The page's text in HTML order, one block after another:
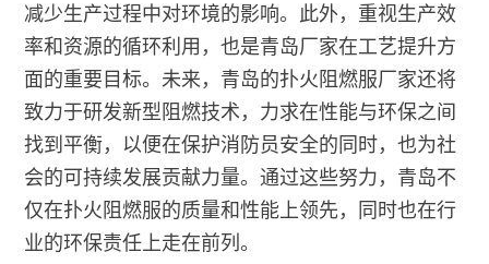
减少生产过程中对环境的影响。此外，重视生产效
率和资源的循环利用，也是青岛厂家在工艺提升方
面的重要目标。未来，青岛的扑火阻燃服厂家还将
致力于研发新型阻燃技术，力求在性能与环保之间
找到平衡，以便在保护消防员安全的同时，也为社
会的可持续发展贡献力量。通过这些努力，青岛不
仅在扑火阻燃服的质量和性能上领先，同时也在行
业的环保责任上走在前列。